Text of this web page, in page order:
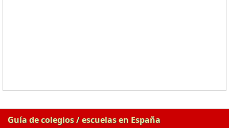
Guía de colegios / escuelas en España